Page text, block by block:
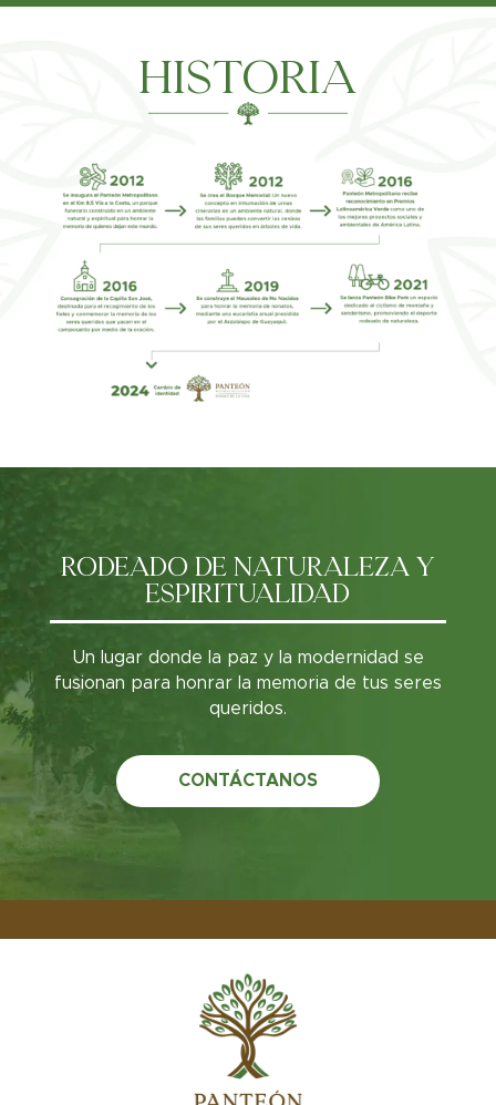
HISTORIA
RODEADO DE NATURALEZA Y
ESPIRITUALIDAD
Un lugar donde la paz y la modernidad se
fusionan para honrar la memoria de tus seres
queridos.
CONTÁCTANOS